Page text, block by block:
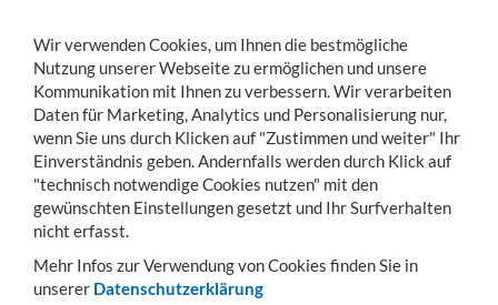
Toggle
navigation
MENÜ KONTO WARENKORB
Sie sind hier: Transportwagen Fahrgestelle und Rollplatten
Wir verwenden Cookies, um Ihnen die bestmögliche
Nutzung unserer Webseite zu ermöglichen und unsere
Kommunikation mit Ihnen zu verbessern. Wir verarbeiten
Daten für Marketing, Analytics und Personalisierung nur,
wenn Sie uns durch Klicken auf "Zustimmen und weiter" Ihr
Einverständnis geben. Andernfalls werden durch Klick auf
"technisch notwendige Cookies nutzen" mit den
gewünschten Einstellungen gesetzt und Ihr Surfverhalten
nicht erfasst.
Mehr Infos zur Verwendung von Cookies finden Sie in
unserer Datenschutzerklärung